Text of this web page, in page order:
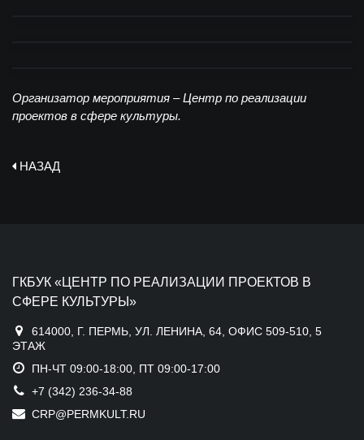
Организатор мероприятия – Центр по реализации
проектов в сфере культуры.
НАЗАД
ГКБУК «ЦЕНТР ПО РЕАЛИЗАЦИИ ПРОЕКТОВ В
СФЕРЕ КУЛЬТУРЫ»
614000, Г. ПЕРМЬ, УЛ. ЛЕНИНА, 64, ОФИС 509-510, 5
ЭТАЖ
ПН-ЧТ 09:00-18:00, ПТ 09:00-17:00
+7 (342) 236-34-88
CRP@PERMKULT.RU